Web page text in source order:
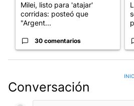
Milei, listo para 'atajar'
corridas: posteó que
"Argent...
30 comentarios
Conversación